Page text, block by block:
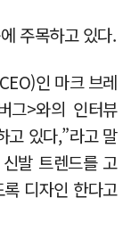
주목하고 있다.
인 마크 브레
>와의 인터뷰
고 있다,”라고 말
발 트렌드를 고
디자인 한다고